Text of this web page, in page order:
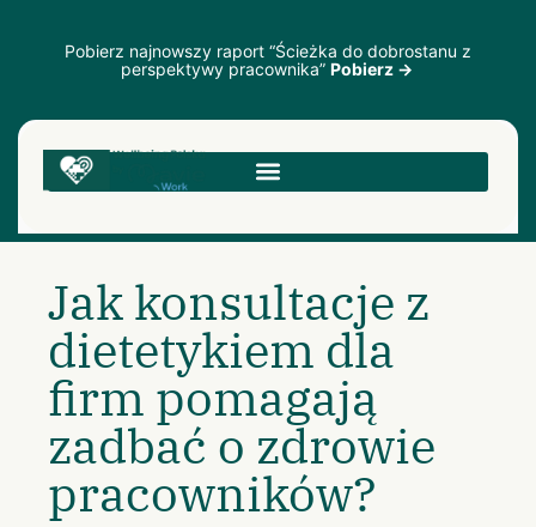
Pobierz najnowszy raport “Ścieżka do dobrostanu z
perspektywy pracownika” Pobierz →
Jak konsultacje z
dietetykiem dla
firm pomagają
zadbać o zdrowie
pracowników?